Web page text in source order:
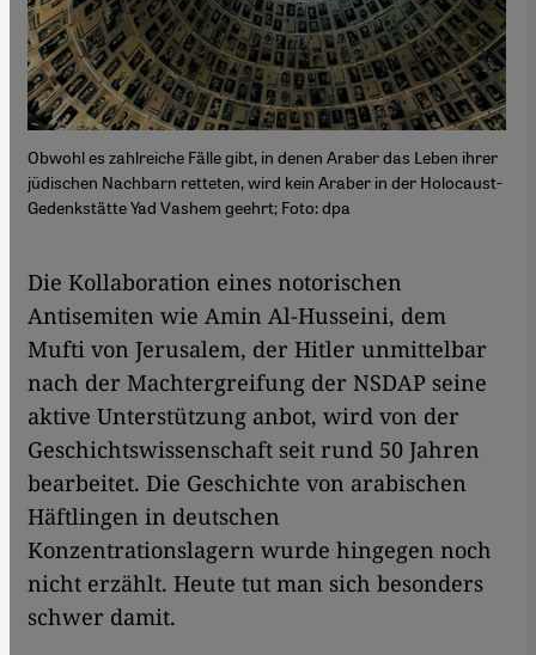
Obwohl es zahlreiche Fälle gibt, in denen Araber das Leben ihrer
jüdischen Nachbarn retteten, wird kein Araber in der Holocaust-
Gedenkstätte Yad Vashem geehrt; Foto: dpa
​​Die Kollaboration eines notorischen
Antisemiten wie Amin Al-Husseini, dem
Mufti von Jerusalem, der Hitler unmittelbar
nach der Machtergreifung der NSDAP seine
aktive Unterstützung anbot, wird von der
Geschichtswissenschaft seit rund 50 Jahren
bearbeitet. Die Geschichte von arabischen
Häftlingen in deutschen
Konzentrationslagern wurde hingegen noch
nicht erzählt. Heute tut man sich besonders
schwer damit.